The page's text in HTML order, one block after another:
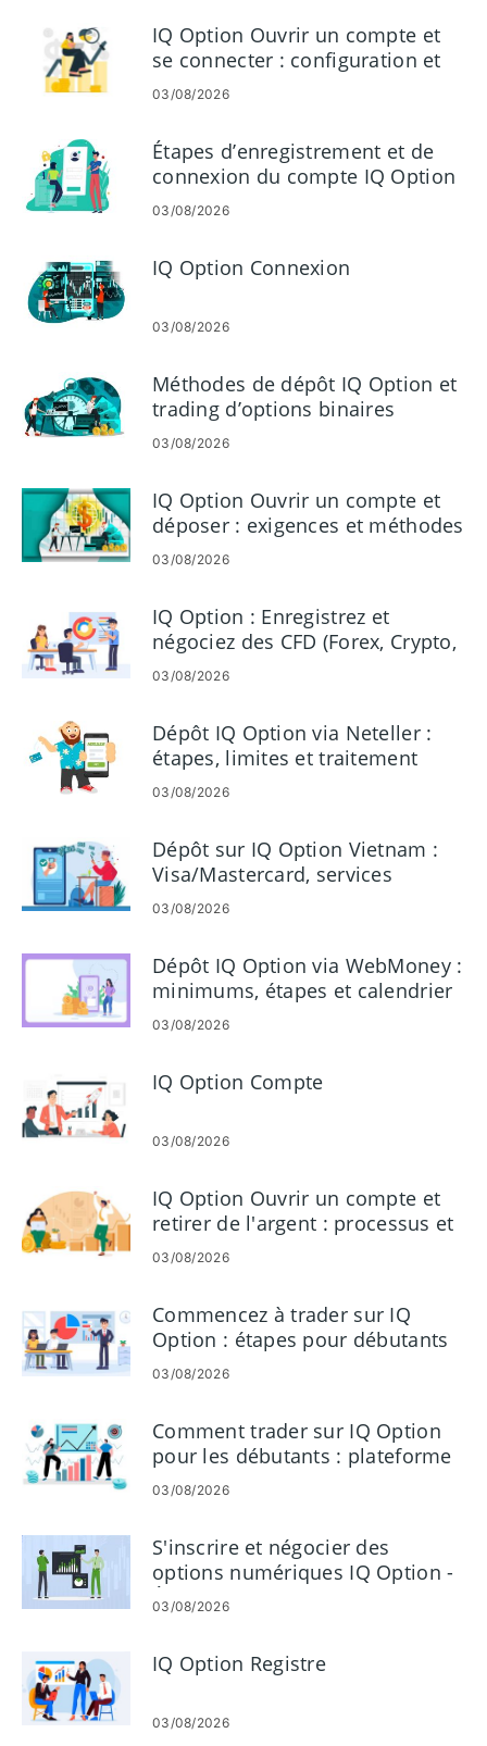
IQ Option Ouvrir un compte et
se connecter : configuration et
accès au compte
03/08/2026
Étapes d’enregistrement et de
connexion du compte IQ Option
03/08/2026
IQ Option Connexion
03/08/2026
Méthodes de dépôt IQ Option et
trading d’options binaires
03/08/2026
IQ Option Ouvrir un compte et
déposer : exigences et méthodes
03/08/2026
IQ Option : Enregistrez et
négociez des CFD (Forex, Crypto,
Actions)
03/08/2026
Dépôt IQ Option via Neteller :
étapes, limites et traitement
03/08/2026
Dépôt sur IQ Option Vietnam :
Visa/Mastercard, services
bancaires par Internet et
portefeuilles électroniques
03/08/2026
Dépôt IQ Option via WebMoney :
minimums, étapes et calendrier
03/08/2026
IQ Option Compte
03/08/2026
IQ Option Ouvrir un compte et
retirer de l'argent : processus et
exigences
03/08/2026
Commencez à trader sur IQ
Option : étapes pour débutants
pour effectuer les premières
transactions
03/08/2026
Comment trader sur IQ Option
pour les débutants : plateforme
et commandes
03/08/2026
S'inscrire et négocier des
options numériques IQ Option -
Étapes liées au compte
03/08/2026
IQ Option Registre
03/08/2026